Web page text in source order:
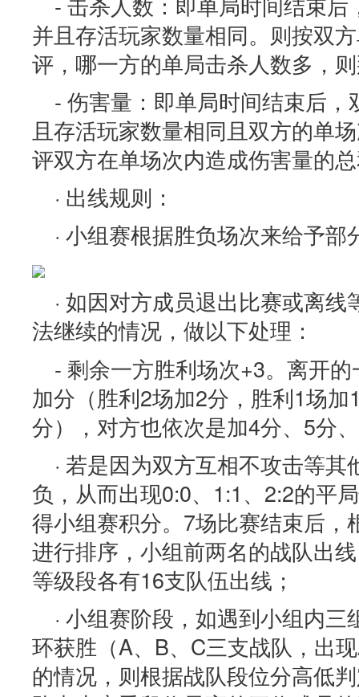
并且存活玩家数量相同。则按双
评，哪一方的单局击杀人数多，
- 伤害量：即单局时间结束后
且存活玩家数量相同且双方的单
评双方在单场次内造成伤害量的
· 出线规则：
· 小组赛根据胜负场次来给予部
· 如因对方成员退出比赛或离
法继续的情况，做以下处理：
- 剩余一方胜利场次+3。离开
加分（胜利2场加2分，胜利1场
分），对方也依次是加4分、5分
· 若是因为双方互相不攻击等
负，从而出现0:0、1:1、2:2的平
得小组赛积分。7场比赛结束后，
进行排序，小组前两名的战队出
等级段各有16支队伍出线；
· 小组赛阶段，如遇到小组内
环获胜（A、B、C三支战队，出
的情况，则根据战队段位分高低